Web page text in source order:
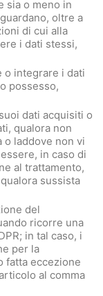
sia o meno in
oltre a
di cui alla
i dati stessi,
o integrare i dati
possesso,
dati acquisiti o
qualora non
o laddove non vi
in caso di
al trattamento,
sussista
del
ricorre una
in tal caso, i
per la
fatta eccezione
al comma